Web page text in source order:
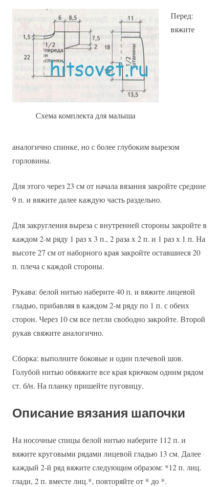
Схема комплекта для малыша
Перед:
вяжите
аналогично спинке, но с более глубоким вырезом
горловины.
Для этого через 23 см от начала вязания закройте средние
9 п. и вяжите далее каждую часть раздельно.
Для закругления выреза с внутренней стороны закройте в
каждом 2-м ряду 1 раз х 3 п., 2 раза х 2 п. и 1 раз х 1 п. На
высоте 27 см от наборного края закройте оставшиеся 20
п. плеча с каждой стороны.
Рукава: белой нитью наберите 40 п. и вяжите лицевой
гладью, прибавляя в каждом 2-м ряду по 1 п. с обеих
сторон. Через 10 см все петли свободно закройте. Второй
рукав свяжите аналогично.
Сборка: выполните боковые и один плечевой шов.
Голубой нитью обвяжите все края крючком одним рядом
ст. б/н. На планку пришейте пуговицу.
Описание вязания шапочки
На носочные спицы белой нитью наберите 112 п. и
вяжите круговыми рядами лицевой гладью 13 см. Далее
каждый 2-й ряд вяжите следующим образом: *12 п. лиц.
глади, 2 п. вместе лиц.*, повторяйте от * до *.